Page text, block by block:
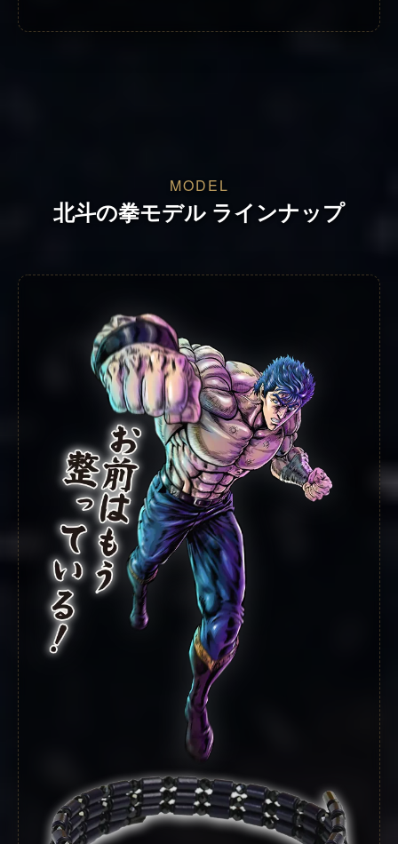
MODEL
北斗の拳モデル ラインナップ